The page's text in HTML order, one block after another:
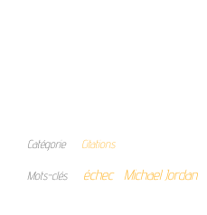
Catégorie Citations
Mots-clés échec Michael Jordan